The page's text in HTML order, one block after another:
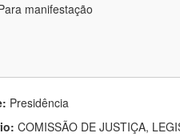
manifestação
Presidência
COMISSÃO DE JUSTIÇA,